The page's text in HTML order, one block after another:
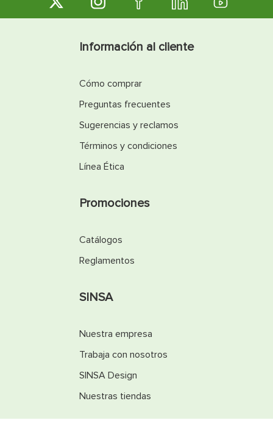
Información al cliente
Cómo comprar
Preguntas frecuentes
Sugerencias y reclamos
Términos y condiciones
Línea Ética
Promociones
Catálogos
Reglamentos
SINSA
Nuestra empresa
Trabaja con nosotros
SINSA Design
Nuestras tiendas